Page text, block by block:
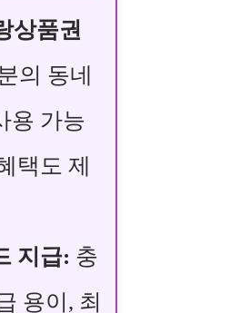
상품권
의 동네
용 가능
택도 제
지급: 충
용이, 최